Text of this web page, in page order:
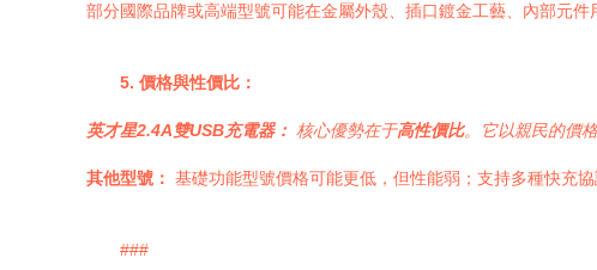
部分國際品牌或高端型號可能在金屬外殼、插口鍍金工藝、內部元
5. 價格與性價比：
英才星2.4A雙USB充電器： 核心優勢在于高性價比。它以親民的價
其他型號： 基礎功能型號價格可能更低，但性能弱；支持多種快充
###